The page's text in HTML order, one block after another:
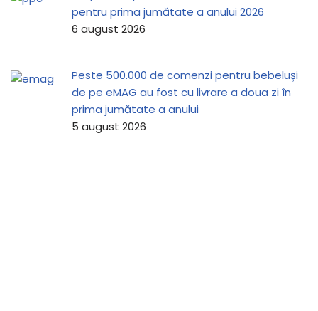
pentru prima jumătate a anului 2026
6 august 2026
Peste 500.000 de comenzi pentru bebeluși
de pe eMAG au fost cu livrare a doua zi în
prima jumătate a anului
5 august 2026